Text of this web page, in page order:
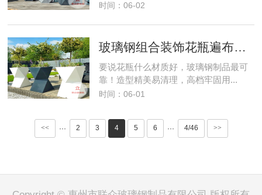
时间：06-02
玻璃钢组合装饰花瓶遍布贵州贵阳购物中心各楼层
要说花瓶什么材质好，玻璃钢制品最可
靠！造型精美易清理，高档牢固用...
时间：06-01
<< ··· 2 3 4 5 6 ··· 4/46 >>